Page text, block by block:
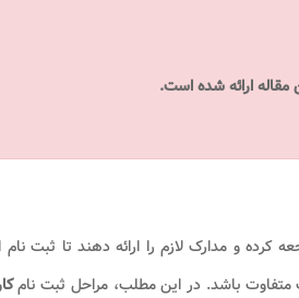
کرده و مدارک لازم را ارائه دهند تا ثبت
باشد. در این مطلب، مراحل ثبت نام